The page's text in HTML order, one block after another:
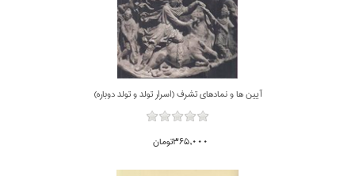
آيين ها و نمادهاي تشرف (اسرار تولد و تولد دوباره)
365,000تومان